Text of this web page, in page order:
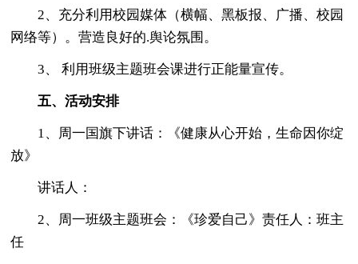
2、充分利用校园媒体（横幅、黑板报、广播、校园
网络等）。营造良好的.舆论氛围。
3、 利用班级主题班会课进行正能量宣传。
五、活动安排
1、周一国旗下讲话：《健康从心开始，生命因你绽
放》
讲话人：
2、周一班级主题班会：《珍爱自己》责任人：班主
任